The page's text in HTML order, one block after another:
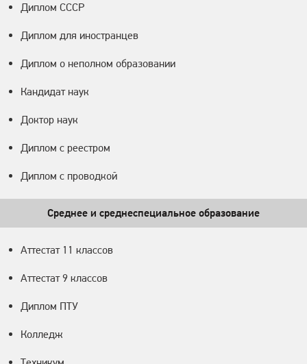
Диплом СССР
Диплом для иностранцев
Диплом о неполном образовании
Кандидат наук
Доктор наук
Диплом с реестром
Диплом с проводкой
Среднее и среднеспециальное образование
Аттестат 11 классов
Аттестат 9 классов
Диплом ПТУ
Колледж